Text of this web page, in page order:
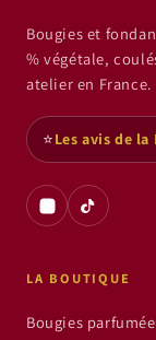
Bougies et
% végétale,
atelier en France.
⭐Les avis de
LA BOUTIQUE
Bougies